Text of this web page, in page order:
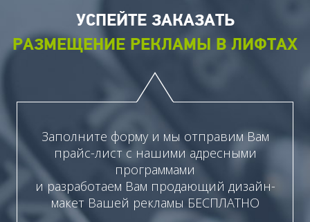
УСПЕЙТЕ ЗАКАЗАТЬ
РАЗМЕЩЕНИЕ РЕКЛАМЫ В ЛИФТАХ
Заполните форму и мы отправим Вам
прайс-лист с нашими адресными
программами
и разработаем Вам продающий дизайн-
макет Вашей рекламы БЕСПЛАТНО